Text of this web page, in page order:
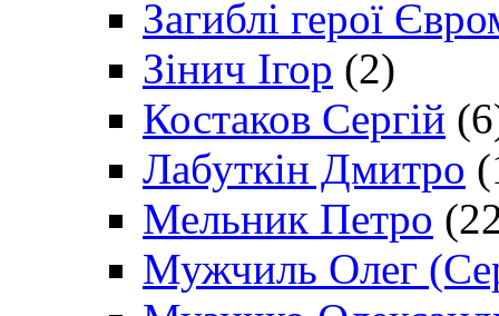
Загиблі герої
Зінич Ігор (2)
Костаков Сергій
Лабуткін Дмитро
Мельник Петро
Мужчиль Олег